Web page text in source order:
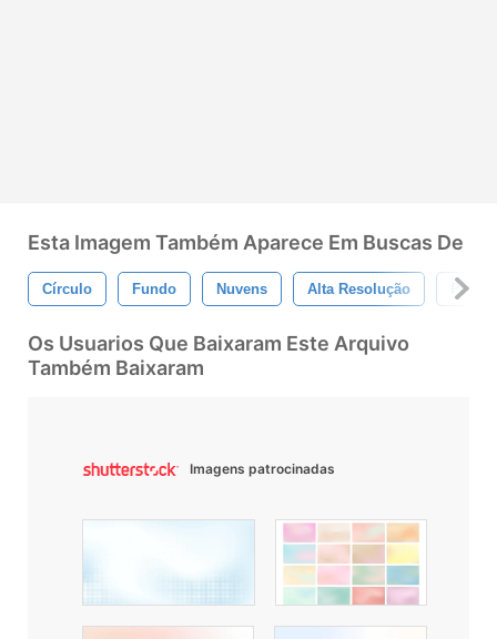
Esta Imagem Também Aparece Em Buscas De
Círculo Fundo Nuvens Alta Resolução Pastel
Os Usuarios Que Baixaram Este Arquivo
Também Baixaram
Imagens patrocinadas